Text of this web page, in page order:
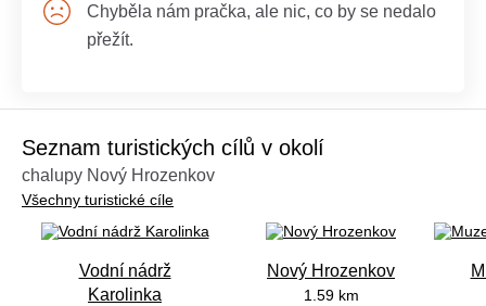
Chyběla nám pračka, ale nic, co by se nedalo
přežít.
Seznam turistických cílů v okolí
chalupy Nový Hrozenkov
Všechny turistické cíle
Vodní nádrž
Karolinka
Nový Hrozenkov
1.59 km